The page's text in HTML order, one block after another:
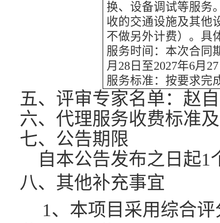
换、设备调试等服务
收的交通设施及其他
不做另外计费）。具
服务时间：本次合同
月28日至2027年6月
服务标准：按要求完
五、评审专家名单： 赵
六、代理服务收费标准
七、公告期限
自本公告发布之日起1
八、 其他补充事宜
1、 本项目采用综合评